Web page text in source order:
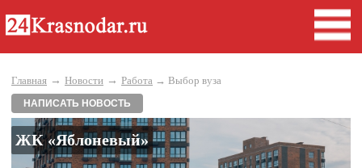
Главная → Новости → Работа → Выбор вуза
НАПИСАТЬ НОВОСТЬ
ЖК «Яблоневый»